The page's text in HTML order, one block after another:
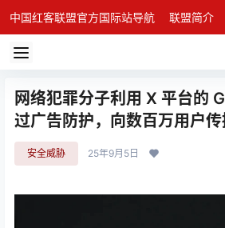
中国红客联盟官方国际站导航 联盟简介
网络犯罪分子利用 X 平台的
过广告防护，向数百万用户
安全威胁 25年9月5日